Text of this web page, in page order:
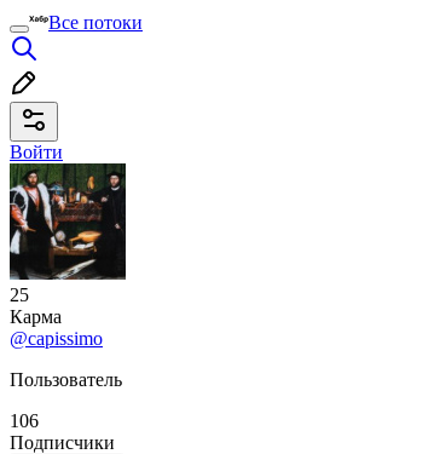
Все потоки
Войти
25
Карма
@capissimo
Пользователь
106
Подписчики